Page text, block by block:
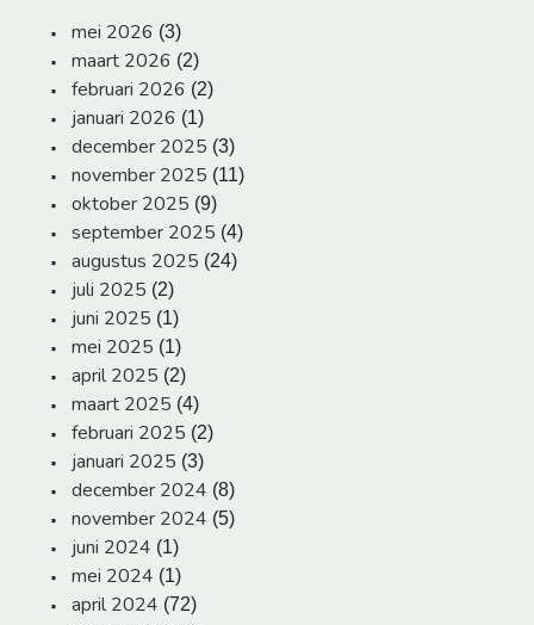
mei 2026 (3)
maart 2026 (2)
februari 2026 (2)
januari 2026 (1)
december 2025 (3)
november 2025 (11)
oktober 2025 (9)
september 2025 (4)
augustus 2025 (24)
juli 2025 (2)
juni 2025 (1)
mei 2025 (1)
april 2025 (2)
maart 2025 (4)
februari 2025 (2)
januari 2025 (3)
december 2024 (8)
november 2024 (5)
juni 2024 (1)
mei 2024 (1)
april 2024 (72)